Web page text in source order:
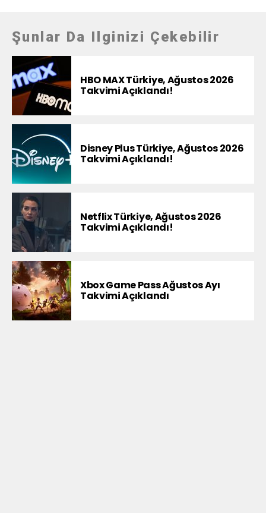
Şunlar Da Ilginizi Çekebilir
HBO MAX Türkiye, Ağustos 2026
Takvimi Açıklandı!
Disney Plus Türkiye, Ağustos 2026
Takvimi Açıklandı!
Netflix Türkiye, Ağustos 2026
Takvimi Açıklandı!
Xbox Game Pass Ağustos Ayı
Takvimi Açıklandı